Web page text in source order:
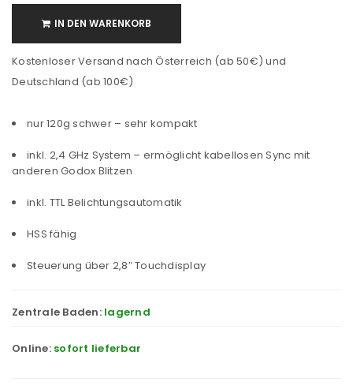
IN DEN WARENKORB
Kostenloser Versand nach Österreich (ab 50€) und
Deutschland (ab 100€)
nur 120g schwer – sehr kompakt
inkl. 2,4 GHz System – ermöglicht kabellosen Sync mit
anderen Godox Blitzen
inkl. TTL Belichtungsautomatik
HSS fähig
Steuerung über 2,8″ Touchdisplay
Zentrale Baden: lagernd
Online: sofort lieferbar